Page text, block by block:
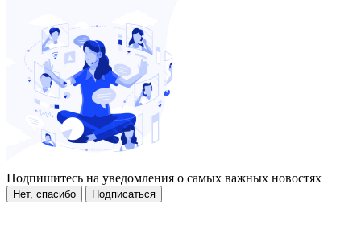
Подпишитесь на уведомления о самых важных новостях
Нет, спасибо Подписаться